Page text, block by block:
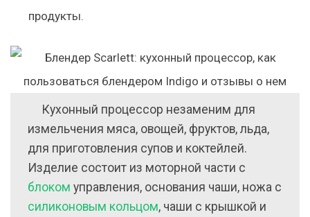
продукты.
Кухонный процессор незаменим для
измельчения мяса, овощей, фруктов, льда,
для приготовления супов и коктейлей.
Изделие состоит из моторной части с
блоком управления, основания чаши, ножа с
силиконовым кольцом, чаши с крышкой и